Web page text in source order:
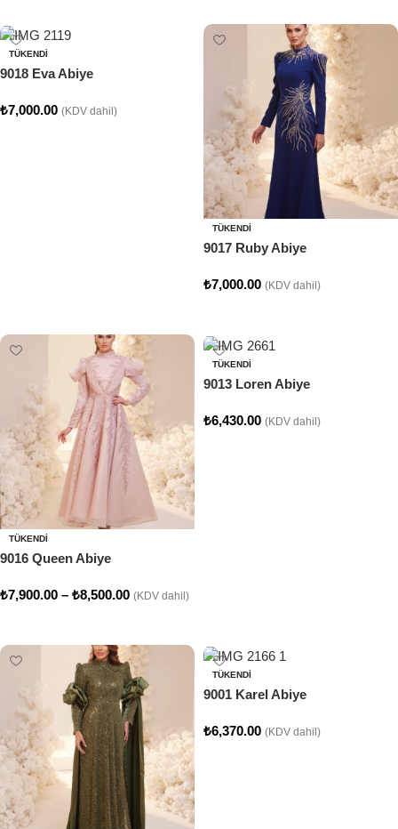
TÜKENDI
9018 Eva Abiye
₺7,000.00 (KDV dahil)
TÜKENDI
9017 Ruby Abiye
₺7,000.00 (KDV dahil)
TÜKENDI
9016 Queen Abiye
₺7,900.00 – ₺8,500.00 (KDV dahil)
TÜKENDI
9013 Loren Abiye
₺6,430.00 (KDV dahil)
TÜKENDI
9001 Karel Abiye
₺6,370.00 (KDV dahil)